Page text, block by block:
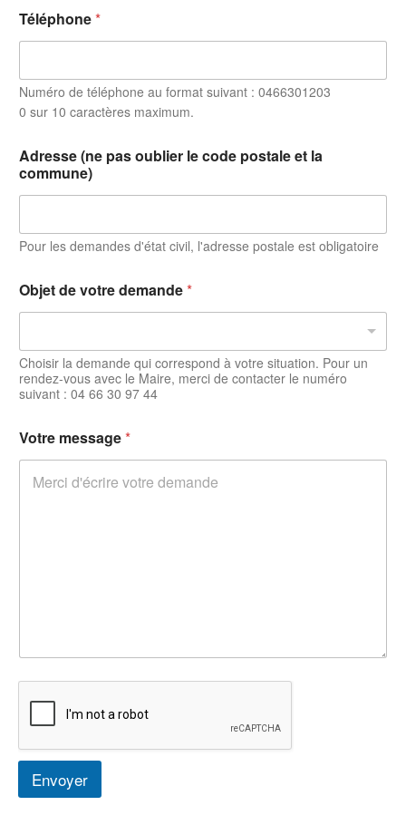
Téléphone*
Numéro de téléphone au format suivant : 0466301203
0 sur 10 caractères maximum.
Adresse (ne pas oublier le code postale et la
commune)
Pour les demandes d'état civil, l'adresse postale est obligatoire
Objet de votre demande*
Choisir la demande qui correspond à votre situation. Pour un
rendez-vous avec le Maire, merci de contacter le numéro
suivant : 04 66 30 97 44
Votre message*
Envoyer